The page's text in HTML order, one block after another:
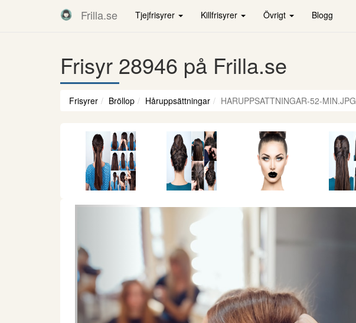
Frilla.se Tjejfrisyrer Killfrisyrer Övrigt Blogg
Frisyr 28946 på Frilla.se
Frisyrer Bröllop Håruppsättningar HARUPPSATTNINGAR-52-MIN.JPG
Föregående